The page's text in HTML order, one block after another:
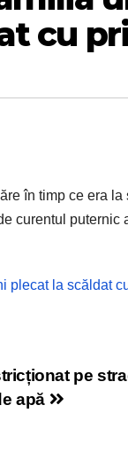
cu
în timp ce era
curentul
plecat la scăldat
pe
apă